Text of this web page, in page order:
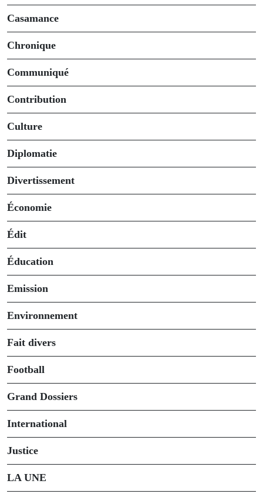
Casamance
Chronique
Communiqué
Contribution
Culture
Diplomatie
Divertissement
Économie
Édit
Éducation
Emission
Environnement
Fait divers
Football
Grand Dossiers
International
Justice
LA UNE